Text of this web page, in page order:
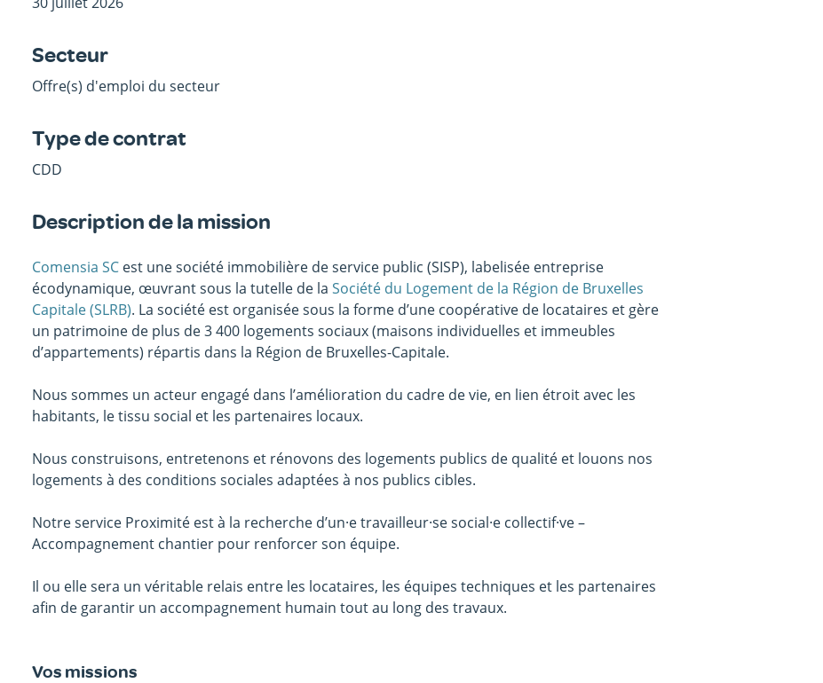
Secteur
Offre(s) d'emploi du secteur
Type de contrat
CDD
Description de la mission
Comensia SC est une société immobilière de service public (SISP), labelisée entreprise
écodynamique, œuvrant sous la tutelle de la Société du Logement de la Région de Bruxelles
Capitale (SLRB). La société est organisée sous la forme d’une coopérative de locataires et gère
un patrimoine de plus de 3 400 logements sociaux (maisons individuelles et immeubles
d’appartements) répartis dans la Région de Bruxelles-Capitale.
Nous sommes un acteur engagé dans l’amélioration du cadre de vie, en lien étroit avec les
habitants, le tissu social et les partenaires locaux.
Nous construisons, entretenons et rénovons des logements publics de qualité et louons nos
logements à des conditions sociales adaptées à nos publics cibles.
Notre service Proximité est à la recherche d’un·e travailleur·se social·e collectif·ve –
Accompagnement chantier pour renforcer son équipe.
Il ou elle sera un véritable relais entre les locataires, les équipes techniques et les partenaires
afin de garantir un accompagnement humain tout au long des travaux.
Vos missions